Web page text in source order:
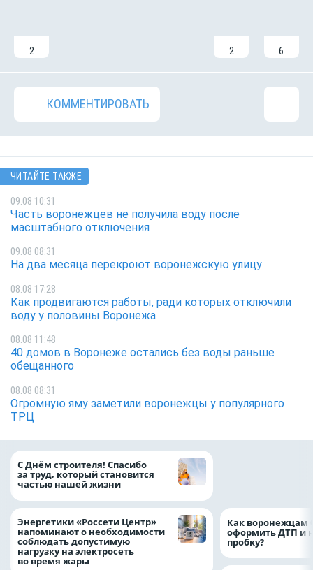
2 2 6
КОММЕНТИРОВАТЬ
ЧИТАЙТЕ ТАКЖЕ
09.08 10:31
Часть воронежцев не получила воду после
масштабного отключения
09.08 08:31
На два месяца перекроют воронежскую улицу
08.08 17:28
Как продвигаются работы, ради которых отключили
воду у половины Воронежа
08.08 11:48
40 домов в Воронеже остались без воды раньше
обещанного
08.08 08:31
Огромную яму заметили воронежцы у популярного
ТРЦ
С Днём строителя! Спасибо
за труд, который становится
частью нашей жизни
Энергетики «Россети Центр»
напоминают о необходимости
соблюдать допустимую
нагрузку на электросеть
во время жары
Как воронежцам
оформить ДТП и
пробку?